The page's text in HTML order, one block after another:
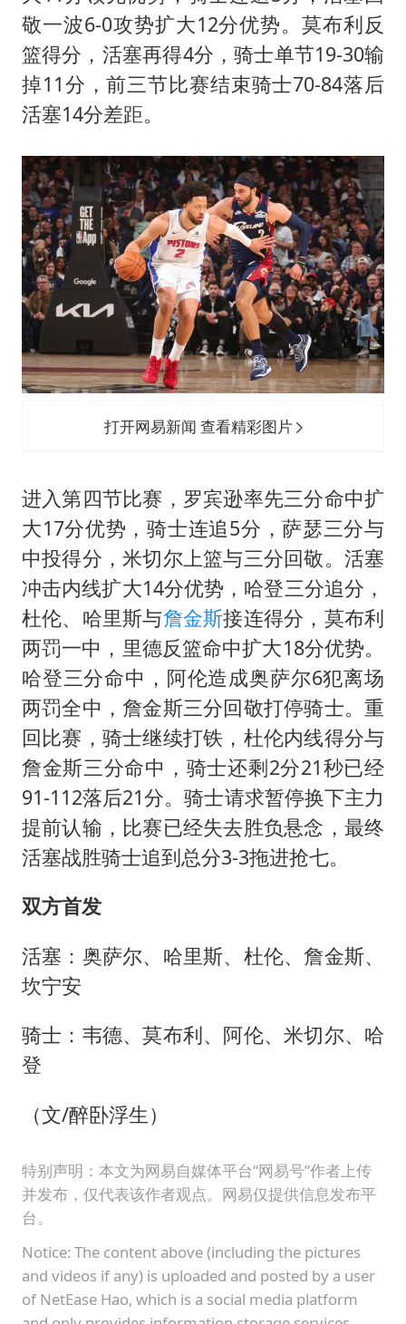
敬一波6-0攻势扩大12分优势。莫布利反
篮得分，活塞再得4分，骑士单节19-30输
掉11分，前三节比赛结束骑士70-84落后
活塞14分差距。
打开网易新闻 查看精彩图片
进入第四节比赛，罗宾逊率先三分命中扩
大17分优势，骑士连追5分，萨瑟三分与
中投得分，米切尔上篮与三分回敬。活塞
冲击内线扩大14分优势，哈登三分追分，
杜伦、哈里斯与詹金斯接连得分，莫布利
两罚一中，里德反篮命中扩大18分优势。
哈登三分命中，阿伦造成奥萨尔6犯离场
两罚全中，詹金斯三分回敬打停骑士。重
回比赛，骑士继续打铁，杜伦内线得分与
詹金斯三分命中，骑士还剩2分21秒已经
91-112落后21分。骑士请求暂停换下主力
提前认输，比赛已经失去胜负悬念，最终
活塞战胜骑士追到总分3-3拖进抢七。
双方首发
活塞：奥萨尔、哈里斯、杜伦、詹金斯、
坎宁安
骑士：韦德、莫布利、阿伦、米切尔、哈
登
（文/醉卧浮生）
特别声明：本文为网易自媒体平台“网易号”作者上传
并发布，仅代表该作者观点。网易仅提供信息发布平
台。
Notice: The content above (including the pictures
and videos if any) is uploaded and posted by a user
of NetEase Hao, which is a social media platform